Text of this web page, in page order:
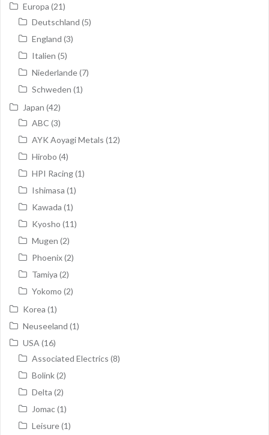
Europa (21)
Deutschland (5)
England (3)
Italien (5)
Niederlande(7)
Schweden (1)
Japan (42)
ABC (3)
AYK Aoyagi Metals (12)
Hirobo (4)
HPI Racing(1)
Ishimasa (1)
Kawada (1)
Kyosho (11)
Mugen (2)
Phoenix(2)
Tamiya (2)
Yokomo (2)
Korea (1)
Neuseeland (1)
USA (16)
Associated Electrics (8)
Bolink(2)
Delta (2)
Jomac(1)
Leisure(1)